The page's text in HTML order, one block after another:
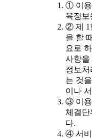
① 이용
육정보
② 제 1
을 할
요로
사항을
정보
는 것
이나
③ 이용
체결단
다.
④ 서비